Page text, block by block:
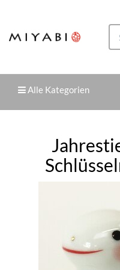
Alle Kategorien